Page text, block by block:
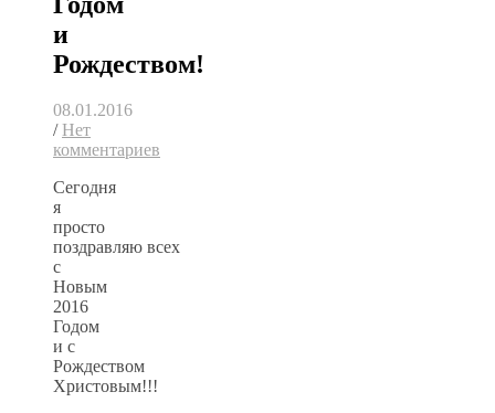
и
Рождеством!
08.01.2016
/ Нет
комментариев
Сегодня
я
просто
поздравляю всех
с
Новым
2016
Годом
и с
Рождеством
Христовым!!!